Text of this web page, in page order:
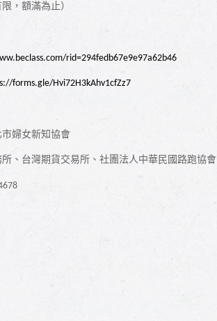
，額滿為止）
rid=294fedb67e9e97a62b46
forms.gle/Hvi72H3kAhv1cfZz7
婦女新知協會
、台灣期貨交易所、社團法人中華民國路跑協會